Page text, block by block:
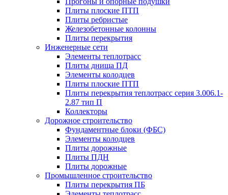
Плиты плоские ПТП
Плиты ребристые
Железобетонные колонны
Плиты перекрытия
Инженерные сети
Элементы теплотрасс
Плиты днища ПД
Элементы колодцев
Плиты плоские ПТП
Плиты перекрытия теплотрасс серия 3.006.1-
2.87 тип П
Коллекторы
Дорожное строительство
Фундаментные блоки (ФБС)
Элементы колодцев
Плиты дорожные
Плиты ПДН
Плиты дорожные
Промышленное строительство
Плиты перекрытия ПБ